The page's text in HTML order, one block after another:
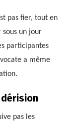
pas fier, tout en
sous un jour
participantes
a même
pas les